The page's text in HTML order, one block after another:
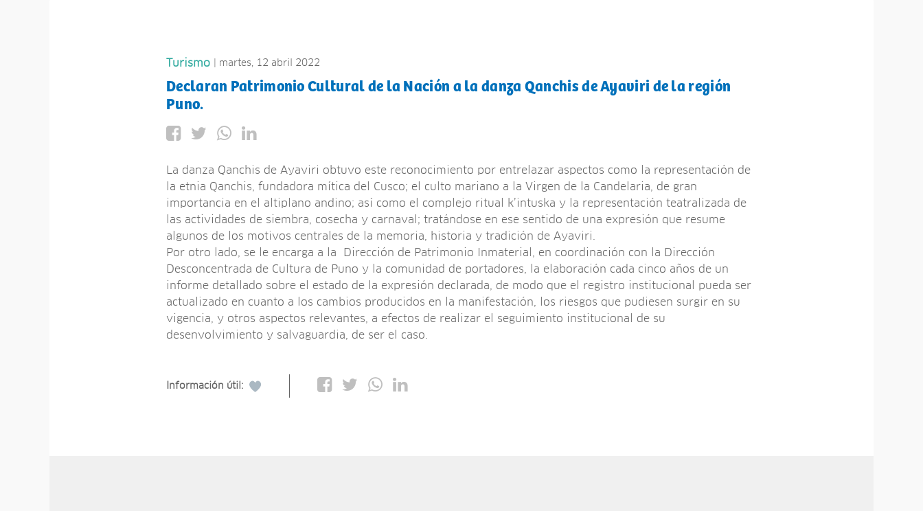
Turismo | martes, 12 abril 2022
Declaran Patrimonio Cultural de la Nación a la danza Qanchis de Ayaviri de la región
Puno.
La danza Qanchis de Ayaviri obtuvo este reconocimiento por entrelazar aspectos como la representación de
la etnia Qanchis, fundadora mítica del Cusco; el culto mariano a la Virgen de la Candelaria, de gran
importancia en el altiplano andino; así como el complejo ritual k’intuska y la representación teatralizada de
las actividades de siembra, cosecha y carnaval; tratándose en ese sentido de una expresión que resume
algunos de los motivos centrales de la memoria, historia y tradición de Ayaviri.
Por otro lado, se le encarga a la Dirección de Patrimonio Inmaterial, en coordinación con la Dirección
Desconcentrada de Cultura de Puno y la comunidad de portadores, la elaboración cada cinco años de un
informe detallado sobre el estado de la expresión declarada, de modo que el registro institucional pueda ser
actualizado en cuanto a los cambios producidos en la manifestación, los riesgos que pudiesen surgir en su
vigencia, y otros aspectos relevantes, a efectos de realizar el seguimiento institucional de su
desenvolvimiento y salvaguardia, de ser el caso.
Información útil: